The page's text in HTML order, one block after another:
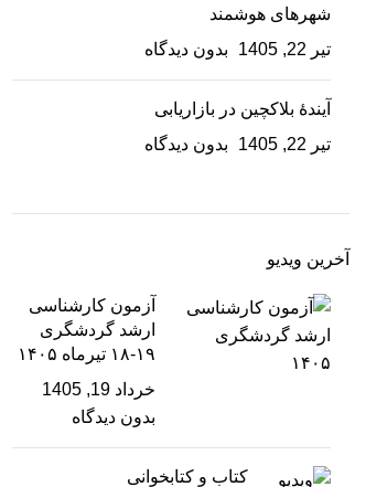
شهرهای هوشمند
تیر 22, 1405
بدون دیدگاه
آیندۀ بلاکچین در بازاریابی
تیر 22, 1405
بدون دیدگاه
آخرین ویدیو
آزمون کارشناسی
ارشد گردشگری
۱۹-۱۸ تیرماه ۱۴۰۵
خرداد 19, 1405
بدون دیدگاه
کتاب و کتابخوانی